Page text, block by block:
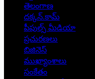
తెలంగాణ
దక్కన్.కామ్
పీపుల్స్ ‌మీడియా
ప్రచురణలు
బిజినెస్
ముఖ్యాంశాలు
సంకేతం